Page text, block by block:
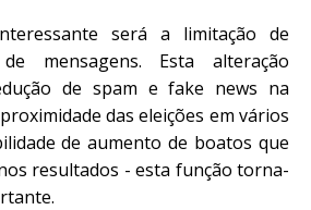
será a limitação de
de mensagens. Esta alteração
de spam e fake news na
das eleições em vários
de aumento de boatos que
resultados - esta função torna-